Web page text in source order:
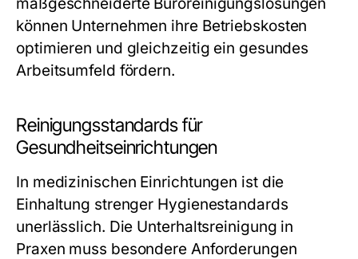
können Unternehmen ihre Betriebskosten
optimieren und gleichzeitig ein gesundes
Arbeitsumfeld fördern.
Reinigungsstandards für
Gesundheitseinrichtungen
In medizinischen Einrichtungen ist die
Einhaltung strenger Hygienestandards
unerlässlich. Die Unterhaltsreinigung in
Praxen muss besondere Anforderungen